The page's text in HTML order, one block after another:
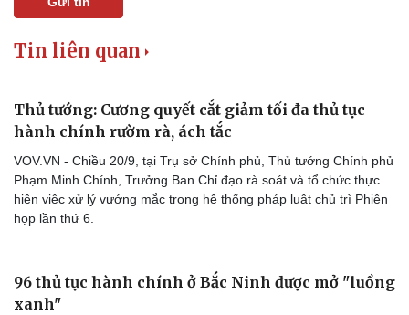
Bóng đá
Thế giới thể thao
eSports
Hậu trường
Tư vấn
Tin liên quan
Thủ tướng: Cương quyết cắt giảm tối đa thủ tục
hành chính rườm rà, ách tắc
VOV.VN - Chiều 20/9, tại Trụ sở Chính phủ, Thủ tướng Chính phủ
Phạm Minh Chính, Trưởng Ban Chỉ đạo rà soát và tổ chức thực
hiện việc xử lý vướng mắc trong hệ thống pháp luật chủ trì Phiên
họp lần thứ 6.
96 thủ tục hành chính ở Bắc Ninh được mở "luồng
xanh"